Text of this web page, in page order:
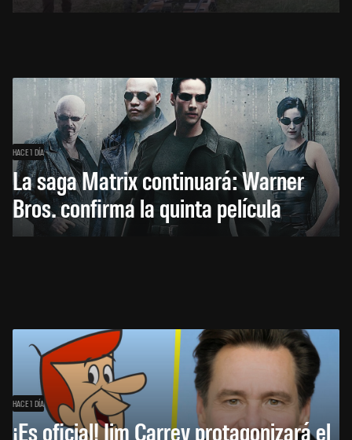
HACE 1 DÍA
La saga Matrix continuará: Warner
Bros. confirma la quinta película
HACE 1 DÍA
¡Es oficial! Jim Carrey protagonizará el